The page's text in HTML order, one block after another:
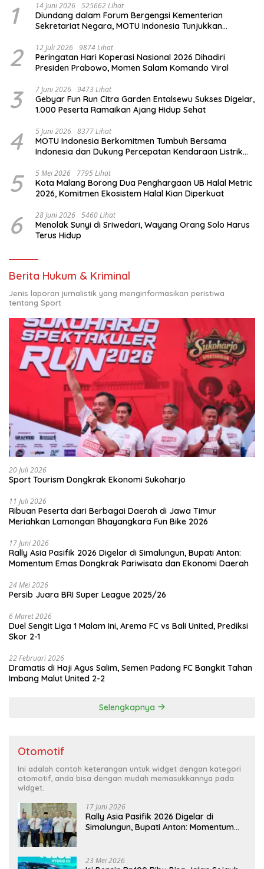
1 14 Juni 2026 525662 Lihat
Diundang dalam Forum Bergengsi Kementerian
Sekretariat Negara, MOTU Indonesia Tunjukkan
2 12 Juli 2026 9874 Lihat
Peringatan Hari Koperasi Nasional 2026 Dihadiri
Presiden Prabowo, Momen Salam Komando Viral
3 7 Juni 2026 9473 Lihat
Gebyar Fun Run Citra Garden Entalsewu Sukses Digelar,
1.000 Peserta Ramaikan Ajang Hidup Sehat
4 5 Juni 2026 8377 Lihat
MOTU Indonesia Berkomitmen Tumbuh Bersama
Indonesia dan Dukung Percepatan Kendaraan Listrik
5 5 Mei 2026 7795 Lihat
Kota Malang Borong Dua Penghargaan UB Halal Metric
2026, Komitmen Ekosistem Halal Kian Diperkuat
6 28 Juni 2026 5460 Lihat
Menolak Sunyi di Sriwedari, Wayang Orang Solo Harus
Terus Hidup
Berita Hukum & Kriminal
Jenis laporan jurnalistik yang menginformasikan peristiwa
tentang Sport
20 Juli 2026
Sport Tourism Dongkrak Ekonomi Sukoharjo
11 Juli 2026
Ribuan Peserta dari Berbagai Daerah di Jawa Timur
Meriahkan Lamongan Bhayangkara Fun Bike 2026
17 Juni 2026
Rally Asia Pasifik 2026 Digelar di Simalungun, Bupati Anton:
Momentum Emas Dongkrak Pariwisata dan Ekonomi Daerah
24 Mei 2026
Persib Juara BRI Super League 2025/26
6 Maret 2026
Duel Sengit Liga 1 Malam Ini, Arema FC vs Bali United, Prediksi
Skor 2-1
22 Februari 2026
Dramatis di Haji Agus Salim, Semen Padang FC Bangkit Tahan
Imbang Malut United 2-2
Selengkapnya
Otomotif
Ini adalah contoh keterangan untuk widget dengan kategori
otomotif, anda bisa dengan mudah memasukkannya pada
widget.
17 Juni 2026
Rally Asia Pasifik 2026 Digelar di
Simalungun, Bupati Anton: Momentum
23 Mei 2026